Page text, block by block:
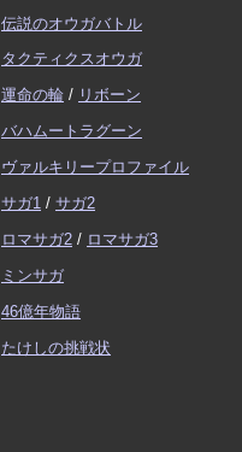
伝説のオウガバトル
タクティクスオウガ
運命の輪 / リボーン
バハムートラグーン
ヴァルキリープロファイル
サガ1 / サガ2
ロマサガ2 / ロマサガ3
ミンサガ
46億年物語
たけしの挑戦状